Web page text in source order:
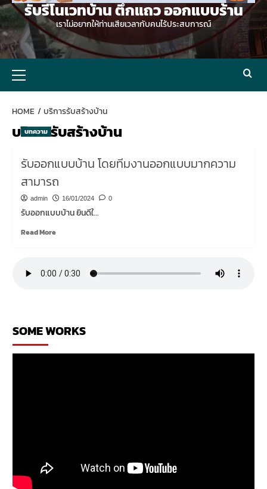
รับรีโนเวทบ้าน ตึกแถว ออกแบบร้าน
เราไม่อยากให้ท่านเสียเวลากับคนไร้ประสบการณ์
Menu
HOME บริการรับสร้างบ้าน
บริการรับสร้างบ้าน
บทความ
รับออกแบบบ้าน โดยทีมงานออกแบบมากความ
สามารถ
admin 16/01/2024 0
รับออกแบบบ้าน ยินดีใ...
Read MoreRead
ออกแบบ
ออกแบบ
ความ
SOME WORKS